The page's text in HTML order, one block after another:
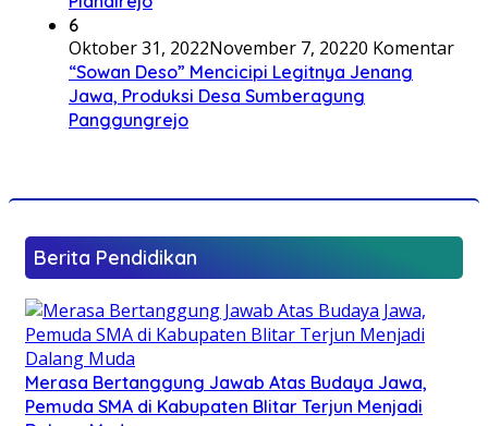
6
Oktober 31, 2022November 7, 20220 Komentar
“Sowan Deso” Mencicipi Legitnya Jenang
Jawa, Produksi Desa Sumberagung
Panggungrejo
Berita Pendidikan
Merasa Bertanggung Jawab Atas Budaya Jawa,
Pemuda SMA di Kabupaten Blitar Terjun Menjadi